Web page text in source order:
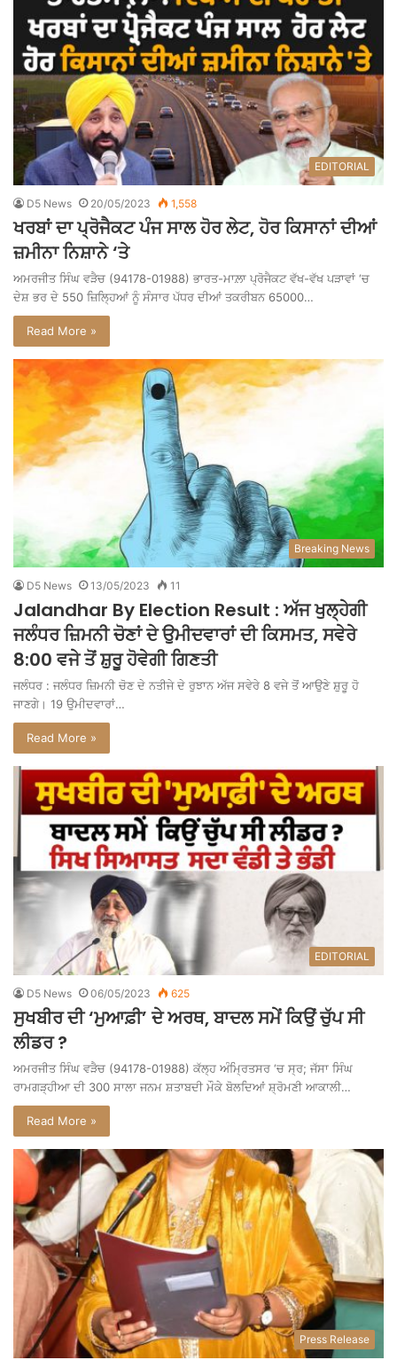
EDITORIAL
D5 News 20/05/2023 1,558
ਖਰਬਾਂ ਦਾ ਪ੍ਰੋਜੈਕਟ ਪੰਜ ਸਾਲ ਹੋਰ ਲੇਟ, ਹੋਰ ਕਿਸਾਨਾਂ ਦੀਆਂ
ਜ਼ਮੀਨਾ ਨਿਸ਼ਾਨੇ ‘ਤੇ
ਅਮਰਜੀਤ ਸਿੰਘ ਵੜੈਚ (94178-01988) ਭਾਰਤ-ਮਾਲ਼ਾ ਪ੍ਰੋਜੈਕਟ ਵੱਖ-ਵੱਖ ਪੜਾਵਾਂ ‘ਚ
ਦੇਸ਼ ਭਰ ਦੇ 550 ਜ਼ਿਲ੍ਹਿਆਂ ਨੂੰ ਸੰਸਾਰ ਪੱਧਰ ਦੀਆਂ ਤਕਰੀਬਨ 65000…
Read More »
Breaking News
D5 News 13/05/2023 11
Jalandhar By Election Result : ਅੱਜ ਖੁਲ੍ਹੇਗੀ
ਜਲੰਧਰ ਜ਼ਿਮਨੀ ਚੋਣਾਂ ਦੇ ਉਮੀਦਵਾਰਾਂ ਦੀ ਕਿਸਮਤ, ਸਵੇਰੇ
8:00 ਵਜੇ ਤੋਂ ਸ਼ੁਰੂ ਹੋਵੇਗੀ ਗਿਣਤੀ
ਜਲੰਧਰ : ਜਲੰਧਰ ਜ਼ਿਮਨੀ ਚੋਣ ਦੇ ਨਤੀਜੇ ਦੇ ਰੁਝਾਨ ਅੱਜ ਸਵੇਰੇ 8 ਵਜੇ ਤੋਂ ਆਉਣੇ ਸ਼ੁਰੂ ਹੋ
ਜਾਣਗੇ। 19 ਉਮੀਦਵਾਰਾਂ…
Read More »
EDITORIAL
D5 News 06/05/2023 625
ਸੁਖਬੀਰ ਦੀ ‘ਮੁਆਫ਼ੀ’ ਦੇ ਅਰਥ, ਬਾਦਲ ਸਮੇਂ ਕਿਉਂ ਚੁੱਪ ਸੀ
ਲੀਡਰ ?
ਅਮਰਜੀਤ ਸਿੰਘ ਵੜੈਚ (94178-01988) ਕੱਲ੍ਹ ਅੰਮ੍ਰਿਤਸਰ ‘ਚ ਸ੍ਰ; ਜੱਸਾ ਸਿੰਘ
ਰਾਮਗੜ੍ਹੀਆ ਦੀ 300 ਸਾਲਾ ਜਨਮ ਸ਼ਤਾਬਦੀ ਮੌਕੇ ਬੋਲਦਿਆਂ ਸ਼੍ਰੋਮਣੀ ਆਕਾਲੀ…
Read More »
Press Release